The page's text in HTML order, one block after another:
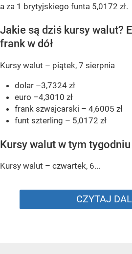
a za 1 brytyjskiego funta 5,0172 zł.
Jakie są dziś kursy walut?
frank w dół
Kursy walut – piątek, 7 sierpnia
dolar –3,7324 zł
euro –4,3010 zł
frank szwajcarski – 4,6005 zł
funt szterling – 5,0172 zł
Kursy walut w tym tygodniu
Kursy walut – czwartek, 6...
CZYTAJ